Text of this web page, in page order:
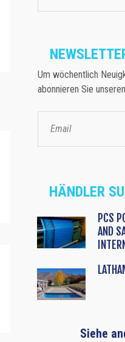
Um wöchentlich
abonnieren Sie
HÄNDLER
PCS
AND
Siehe